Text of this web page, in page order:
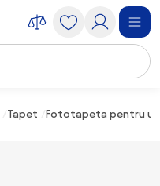
Tapet Fototapeta pentru